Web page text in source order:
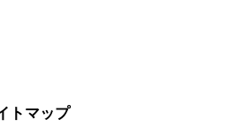
トマップ